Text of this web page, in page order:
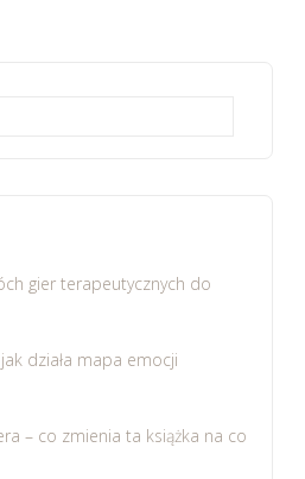
gier terapeutycznych do
działa mapa emocji
– co zmienia ta książka na co